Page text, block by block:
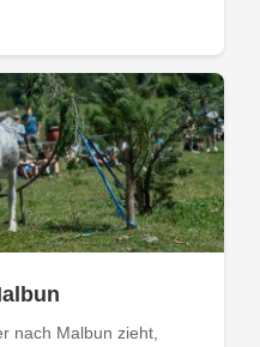
nach Malbun zieht,